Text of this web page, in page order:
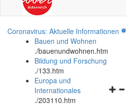
Coronavirus: Aktuelle Informationen
Bauen und Wohnen
./bauenundwohnen.htm
Bildung und Forschung
./133.htm
Europa und
Internationales
./203110.htm